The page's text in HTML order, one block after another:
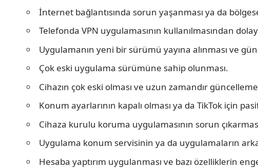
İnternet bağlantısında sorun yaşanması ya da
Telefonda VPN uygulamasının kullanılmasından
Uygulamanın yeni bir sürümü yayına alınması ve
Çok eski uygulama sürümüne sahip olunması.
Cihazın çok eski olması ve uzun zamandır
Konum ayarlarının kapalı olması ya da TikTok için
Cihaza kurulu koruma uygulamasının sorun
Uygulama konum servisinin ya da uygulamaların
Hesaba yaptırım uygulanması ve bazı özelliklerin